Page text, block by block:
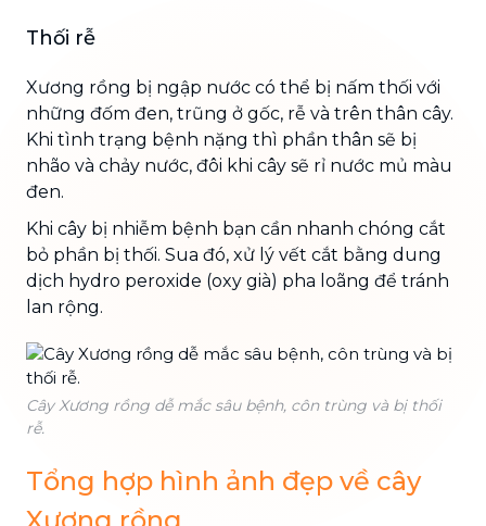
Thối rễ
Xương rồng bị ngập nước có thể bị nấm thối với
những đốm đen, trũng ở gốc, rễ và trên thân cây.
Khi tình trạng bệnh nặng thì phần thân sẽ bị
nhão và chảy nước, đôi khi cây sẽ rỉ nước mủ màu
đen.
Khi cây bị nhiễm bệnh bạn cần nhanh chóng cắt
bỏ phần bị thối. Sua đó, xử lý vết cắt bằng dung
dịch hydro peroxide (oxy già) pha loãng để tránh
lan rộng.
Cây Xương rồng dễ mắc sâu bệnh, côn trùng và bị thối
rễ.
Tổng hợp hình ảnh đẹp về cây
Xương rồng